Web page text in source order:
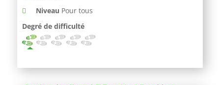
Niveau Pour tous
Degré de difficulté